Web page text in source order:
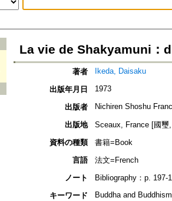
La vie de Shakyamuni：
著者 Ikeda, Daisaku
出版年月日 1973
出版者 Nichiren Shoshu
出版地
Sceaux, France [國璽
資料の種類
書籍=Book
言語
法文=French
ノート
Bibliography：p. 197-
キーワード
Buddha and